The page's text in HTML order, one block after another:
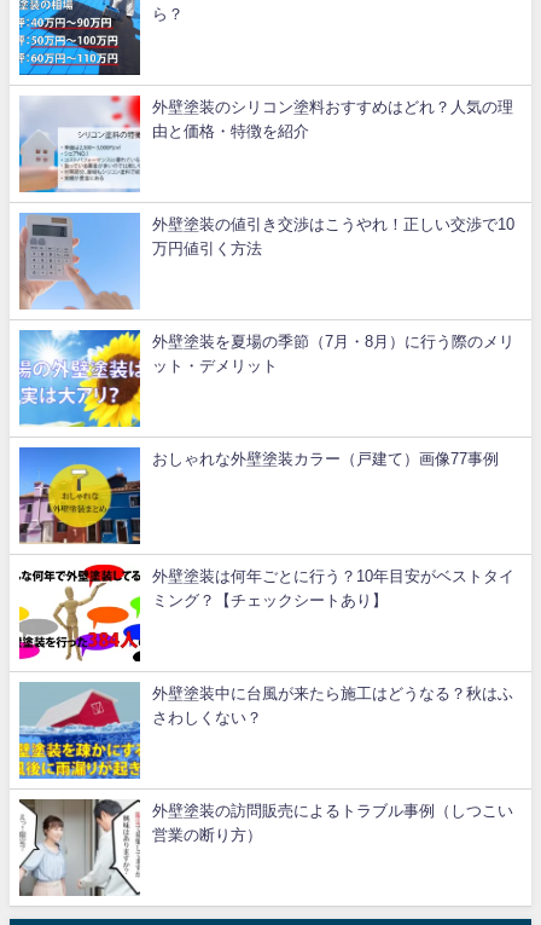
ら？
外壁塗装のシリコン塗料おすすめはどれ？人気の理
由と価格・特徴を紹介
外壁塗装の値引き交渉はこうやれ！正しい交渉で10
万円値引く方法
外壁塗装を夏場の季節（7月・8月）に行う際のメリ
ット・デメリット
おしゃれな外壁塗装カラー（戸建て）画像77事例
外壁塗装は何年ごとに行う？10年目安がベストタイ
ミング？【チェックシートあり】
外壁塗装中に台風が来たら施工はどうなる？秋はふ
さわしくない？
外壁塗装の訪問販売によるトラブル事例（しつこい
営業の断り方）